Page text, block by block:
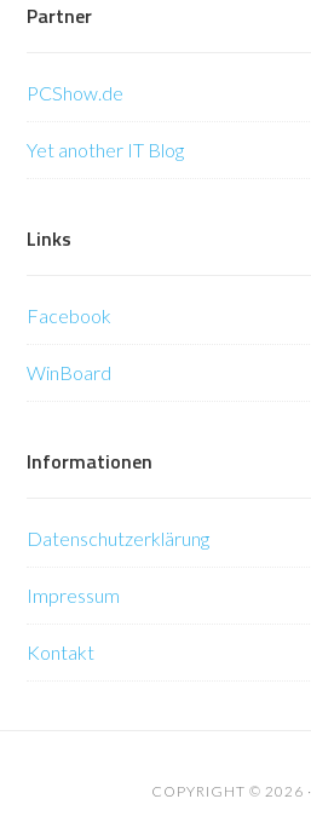
Partner
PCShow.de
Yet another IT Blog
Links
Facebook
WinBoard
Informationen
Datenschutzerklärung
Impressum
Kontakt
COPYRIGHT © 2026 ·